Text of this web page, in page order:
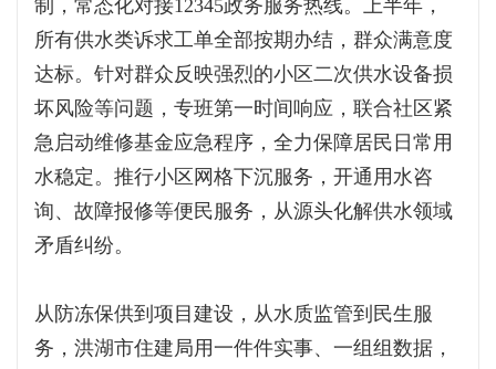
制，常态化对接12345政务服务热线。上半年，
所有供水类诉求工单全部按期办结，群众满意度
达标。针对群众反映强烈的小区二次供水设备损
坏风险等问题，专班第一时间响应，联合社区紧
急启动维修基金应急程序，全力保障居民日常用
水稳定。推行小区网格下沉服务，开通用水咨
询、故障报修等便民服务，从源头化解供水领域
矛盾纠纷。
从防冻保供到项目建设，从水质监管到民生服
务，洪湖市住建局用一件件实事、一组组数据，